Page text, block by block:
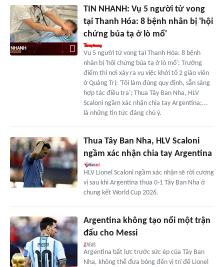
TIN NHANH: Vụ 5 người tử vong
tại Thanh Hóa: 8 bệnh nhân bị 'hội
chứng búa tạ ở lò mổ'
Vụ 5 người tử vong tại Thanh Hóa: 8 bệnh
nhân bị 'hội chứng búa tạ ở lò mổ'; Trưởng
điểm thi nơi xảy ra vụ việc khởi tố 2 giáo viên
ở Quảng Trị: 'Tôi làm đúng quy định, sẵn sàng
hợp tác điều tra'; Thua Tây Ban Nha, HLV
Scaloni ngầm xác nhận chia tay Argentina;...
là những tin tức đáng chú ý.
Thua Tây Ban Nha, HLV Scaloni
ngầm xác nhận chia tay Argentina
HLV Lionel Scaloni ngầm xác nhận sẽ rời cương
vị sau khi Argentina thua 0-1 Tây Ban Nha ở
chung kết World Cup 2026.
Argentina không tạo nổi một trận
đấu cho Messi
Argentina bất lực trước sức ép của Tây Ban
Nha, không thể đưa bóng đến vị trí để Lionel